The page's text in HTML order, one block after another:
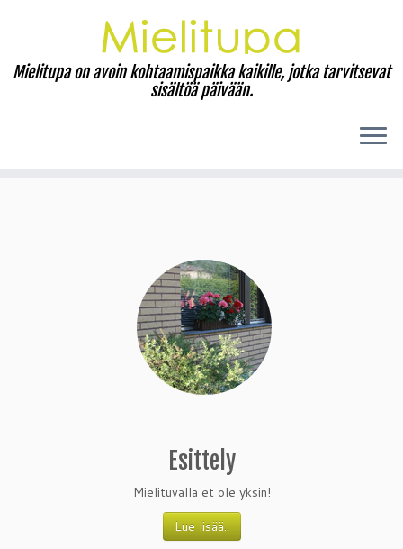
Mielitupa on avoin kohtaamispaikka kaikille, jotka tarvitsevat
sisältöä päivään.
Esittely
Mielituvalla et ole yksin!
Lue lisää..